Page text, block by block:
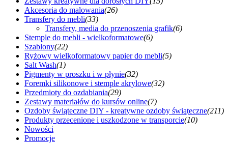
Akcesoria do malowania(26)
Transfery do mebli(33)
Transfery, media do przenoszenia grafik(6)
Stemple do mebli - wielkoformatowe(6)
Szablony(22)
Ryżowy wielkoformatowy papier do mebli(5)
Salt Wash(1)
Pigmenty w proszku i w płynie(32)
Foremki silikonowe i stemple akrylowe(32)
Przedmioty do ozdabiania(29)
Zestawy materiałów do kursów online(7)
Ozdoby świąteczne DIY - kreatywne ozdoby świąteczne(211)
Produkty przecenione i uszkodzone w transporcie(10)
Nowości
Promocje